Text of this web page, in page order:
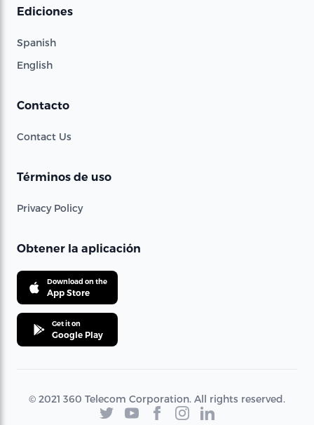
Ediciones
Spanish
English
Contacto
Contact Us
Términos de uso
Privacy Policy
Obtener la aplicación
Download on the
App Store
Get it on
Google Play
© 2021 360 Telecom Corporation. All rights reserved.